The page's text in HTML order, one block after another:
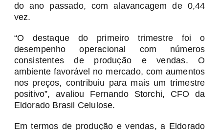
do ano passado, com alavancagem de 0,44
vez.
“O destaque do primeiro trimestre foi o
desempenho operacional com números
consistentes de produção e vendas. O
ambiente favorável no mercado, com aumentos
nos preços, contribuiu para mais um trimestre
positivo”, avaliou Fernando Storchi, CFO da
Eldorado Brasil Celulose.
Em termos de produção e vendas, a Eldorado